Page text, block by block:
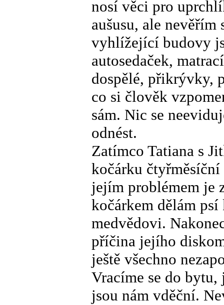
nosí věci pro
aušusu, ale
vyhlížející budovy
autosedaček,
dospělé, přikrývky,
co si člověk
sám. Nic se
odnést.
Zatímco Tatiana s
kočárku čtyřměsíční
jejím problémem je
kočárkem dělám
medvědovi.
příčina jejího
ještě všechno
Vracíme se do
jsou nám vděční.